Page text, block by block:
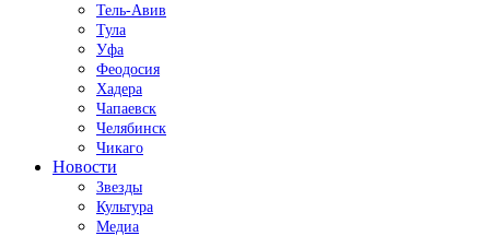
Тель-Авив
Тула
Уфа
Феодосия
Хадера
Чапаевск
Челябинск
Чикаго
Новости
Звезды
Культура
Медиа